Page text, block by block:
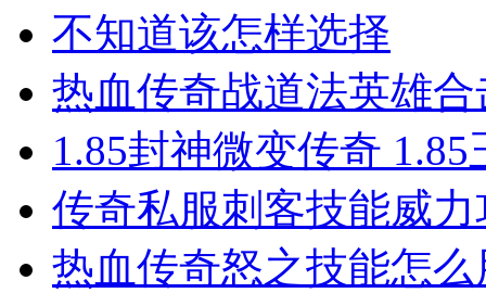
不知道该怎样选择
热血传奇战道法英雄
1.85封神微变传奇
传奇私服​刺客技能威
热血传奇怒之技能怎